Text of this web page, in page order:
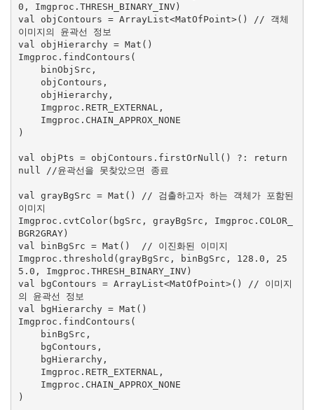
0, Imgproc.THRESH_BINARY_INV)
val objContours = ArrayList<MatOfPoint>() // 객체
이미지의 윤곽선 정보
val objHierarchy = Mat()
Imgproc.findContours(
)
val objPts = objContours.firstOrNull() ?: return
null //윤곽선을 못찾았으면 종료
val grayBgSrc = Mat() // 검출하고자 하는 객체가 포함된
이미지
Imgproc.cvtColor(bgSrc, grayBgSrc, Imgproc.COLOR_
BGR2GRAY)
val binBgSrc = Mat()  // 이진화된 이미지
Imgproc.threshold(grayBgSrc, binBgSrc, 128.0, 25
5.0, Imgproc.THRESH_BINARY_INV)
val bgContours = ArrayList<MatOfPoint>() // 이미지
의 윤곽선 정보
val bgHierarchy = Mat()
Imgproc.findContours(
)